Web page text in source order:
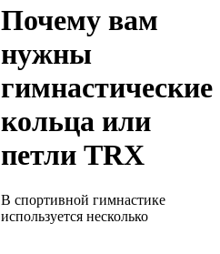
Почему вам
нужны
гимнастические
кольца или
петли TRX
В спортивной гимнастике
используется несколько